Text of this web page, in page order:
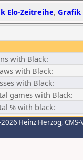
Elo-Zeitreihe, Grafik
with Black:
with Black:
with Black:
games with Black:
% with black:
Heinz Herzog,